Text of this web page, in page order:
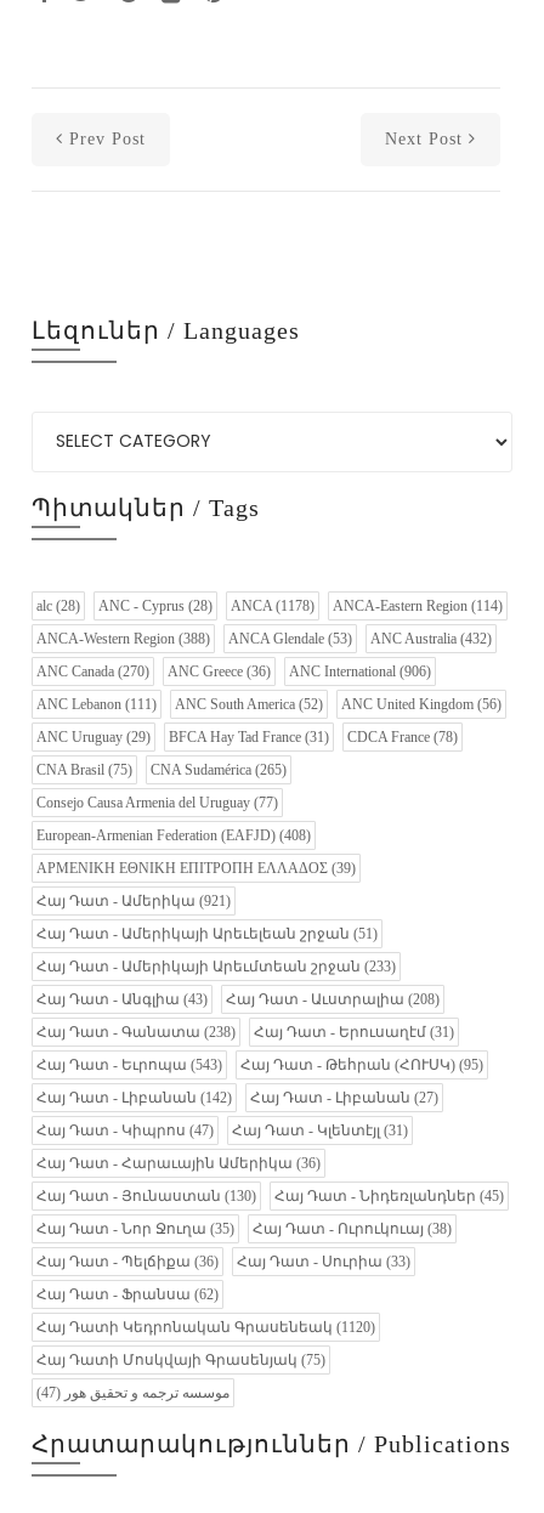
Prev Post Next Post
Լեզուներ / Languages
Պիտակներ / Tags
alc (28) ANC - Cyprus (28) ANCA (1178) ANCA-Eastern Region (114)
ANCA-Western Region (388) ANCA Glendale (53) ANC Australia (432)
ANC Canada (270) ANC Greece (36) ANC International (906)
ANC Lebanon (111) ANC South America (52) ANC United Kingdom (56)
ANC Uruguay (29) BFCA Hay Tad France (31) CDCA France (78)
CNA Brasil (75) CNA Sudamérica (265)
Consejo Causa Armenia del Uruguay (77)
European-Armenian Federation (EAFJD) (408)
ΑΡΜΕΝΙΚΗ ΕΘΝΙΚΗ ΕΠΙΤΡΟΠΗ ΕΛΛΑΔΟΣ (39)
Հայ Դատ - Ամերիկա (921)
Հայ Դատ - Ամերիկայի Արեւելեան շրջան (51)
Հայ Դատ - Ամերիկայի Արեւմտեան շրջան (233)
Հայ Դատ - Անգլիա (43) Հայ Դատ - Աւստրալիա (208)
Հայ Դատ - Գանատա (238) Հայ Դատ - Երուսաղէմ (31)
Հայ Դատ - Եւրոպա (543) Հայ Դատ - Թեհրան (ՀՈՒՍԿ) (95)
Հայ Դատ - Լիբանան (142) Հայ Դատ - Լիբանան (27)
Հայ Դատ - Կիպրոս (47) Հայ Դատ - Կլենտէյլ (31)
Հայ Դատ - Հարաւային Ամերիկա (36)
Հայ Դատ - Յունաստան (130) Հայ Դատ - Նիդեռլանդներ (45)
Հայ Դատ - Նոր Ջուղա (35) Հայ Դատ - Ուրուկուայ (38)
Հայ Դատ - Պելճիքա (36) Հայ Դատ - Սուրիա (33)
Հայ Դատ - Ֆրանսա (62)
Հայ Դատի Կեդրոնական Գրասենեակ (1120)
Հայ Դատի Մոսկվայի Գրասենյակ (75)
موسسه ترجمه و تحقیق هور (47)
Հրատարակություններ / Publications